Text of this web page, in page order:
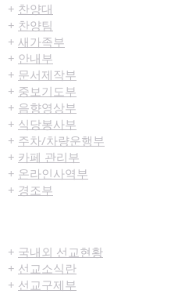
+ 찬양대
+ 찬양팀
+ 새가족부
+ 안내부
+ 문서제작부
+ 중보기도부
+ 음향영상부
+ 식당봉사부
+ 주차/차량운행부
+ 카페 관리부
+ 온라인사역부
+ 경조부
+ 국내외 선교현황
+ 선교소식란
+ 선교구제부